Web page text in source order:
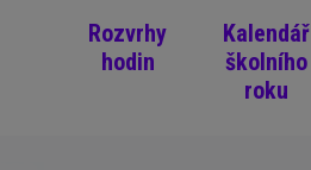
Rozvrhy
hodin
Kalendář
školního
roku